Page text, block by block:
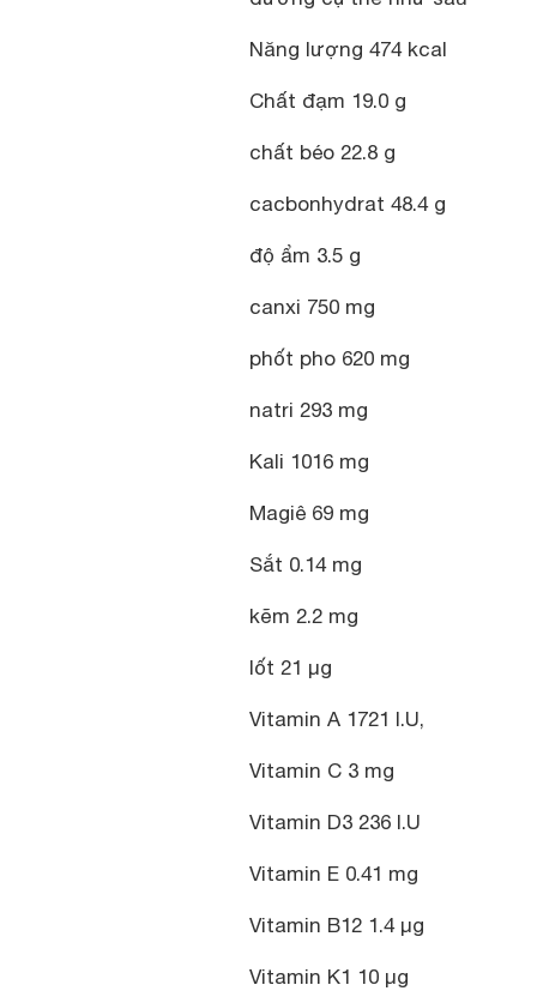
Năng lượng 474 kcal
Chất đạm 19.0 g
chất béo 22.8 g
cacbonhydrat 48.4 g
độ ẩm 3.5 g
canxi 750 mg
phốt pho 620 mg
natri 293 mg
Kali 1016 mg
Magiê 69 mg
Sắt 0.14 mg
kẽm 2.2 mg
Iốt 21 µg
Vitamin A 1721 I.U,
Vitamin C 3 mg
Vitamin D3 236 I.U
Vitamin E 0.41 mg
Vitamin B12 1.4 µg
Vitamin K1 10 µg